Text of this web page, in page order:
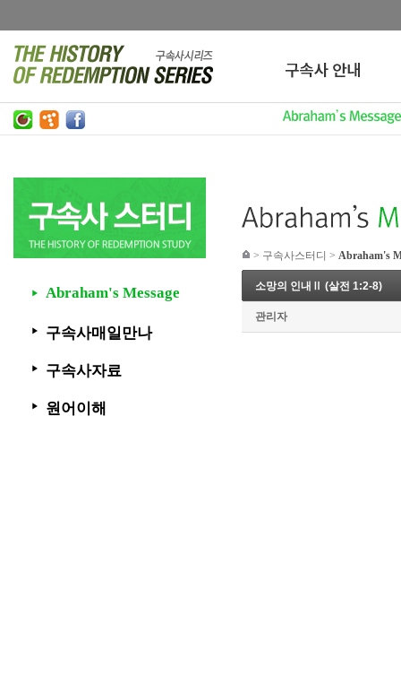
> 구속사스터디 > Abraham's
▶ Abraham's Message
▶ 구속사매일만나
▶ 구속사자료
▶ 원어이해
소망의 인내Ⅱ (살전 1:2-8)
관리자